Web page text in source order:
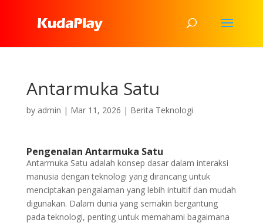
Antarmuka Satu
by admin | Mar 11, 2026 | Berita Teknologi
Pengenalan Antarmuka Satu
Antarmuka Satu adalah konsep dasar dalam interaksi
manusia dengan teknologi yang dirancang untuk
menciptakan pengalaman yang lebih intuitif dan mudah
digunakan. Dalam dunia yang semakin bergantung
pada teknologi, penting untuk memahami bagaimana